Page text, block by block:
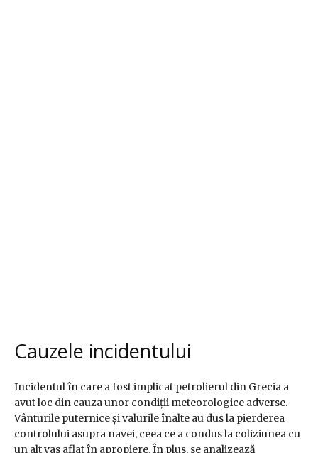
Cauzele incidentului
Incidentul în care a fost implicat petrolierul din Grecia a
avut loc din cauza unor condiții meteorologice adverse.
Vânturile puternice și valurile înalte au dus la pierderea
controlului asupra navei, ceea ce a condus la coliziunea cu
un alt vas aflat în apropiere. În plus, se analizează